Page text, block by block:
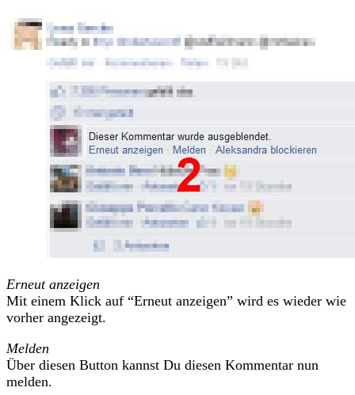
Erneut anzeigen
Mit einem Klick auf “Erneut anzeigen” wird es wieder wie
vorher angezeigt.
Melden
Über diesen Button kannst Du diesen Kommentar nun
melden.